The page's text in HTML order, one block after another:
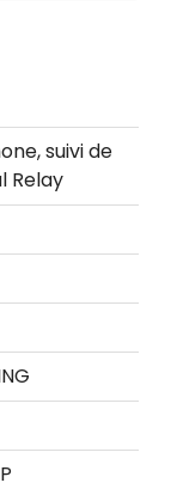
suivi de
Relay